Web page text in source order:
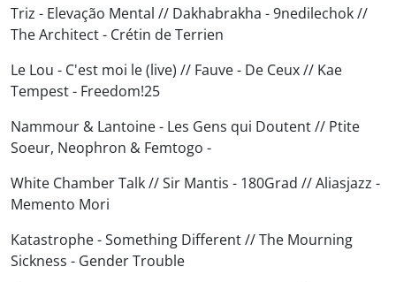
Triz - Elevação Mental // Dakhabrakha - 9nedilechok //
The Architect - Crétin de Terrien
Le Lou - C'est moi le (live) // Fauve - De Ceux // Kae
Tempest - Freedom!25
Nammour & Lantoine - Les Gens qui Doutent // Ptite
Soeur, Neophron & Femtogo -
White Chamber Talk // Sir Mantis - 180Grad // Aliasjazz -
Memento Mori
Katastrophe - Something Different // The Mourning
Sickness - Gender Trouble